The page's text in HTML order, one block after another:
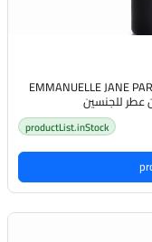
EMMANUELLE JANE
productList.inStock